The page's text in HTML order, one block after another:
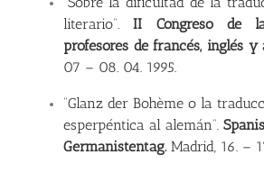
literario” .II Congreso de
profesores de francés, inglés y
07 – 08. 04. 1995.
“Glanz der Bohème o la
esperpéntica al alemán”.
Germanistentag. Madrid, 16. –